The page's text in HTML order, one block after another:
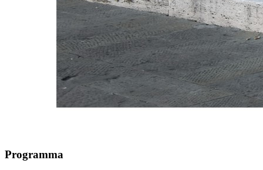
Programma